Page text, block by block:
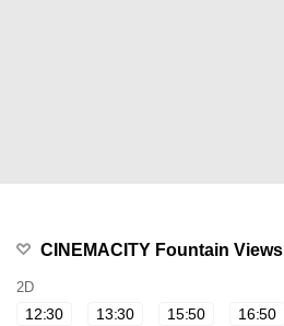
CINEMACITY Fountain Views
2D
12:30 13:30 15:50 16:50